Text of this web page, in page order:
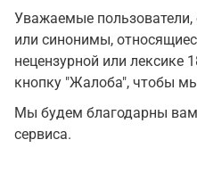
Уважаемые
или синонимы,
нецензурной или лексике
кнопку "Жалоба", чтобы
Мы будем благодарны вам
сервиса.